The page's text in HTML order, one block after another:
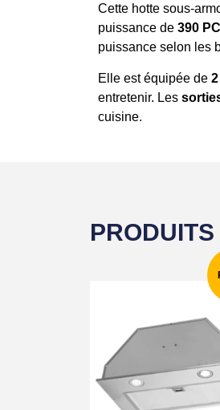
Cette hotte sous-
puissance de 390
puissance selon les
Elle est équipée de
entretenir. Les
cuisine.